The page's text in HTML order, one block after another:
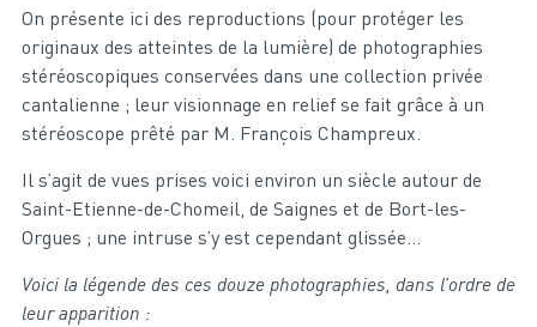
On présente ici des reproductions (pour protéger les
originaux des atteintes de la lumière) de photographies
stéréoscopiques conservées dans une collection privée
cantalienne ; leur visionnage en relief se fait grâce à un
stéréoscope prêté par M. François Champreux.
Il s’agit de vues prises voici environ un siècle autour de
Saint-Etienne-de-Chomeil, de Saignes et de Bort-les-
Orgues ; une intruse s’y est cependant glissée…
Voici la légende des ces douze photographies, dans l’ordre de
leur apparition :